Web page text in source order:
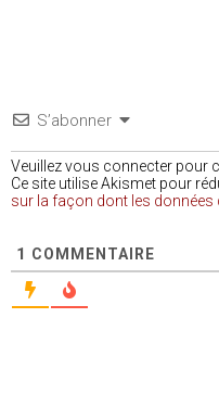
S’abonner
Veuillez vous connecter pour
Ce site utilise Akismet pour
sur la façon dont les
1 COMMENTAIRE